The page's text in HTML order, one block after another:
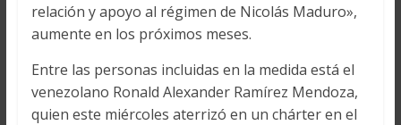
relación y apoyo al régimen de Nicolás Maduro»,
aumente en los próximos meses.
Entre las personas incluidas en la medida está el
venezolano Ronald Alexander Ramírez Mendoza,
quien este miércoles aterrizó en un chárter en el